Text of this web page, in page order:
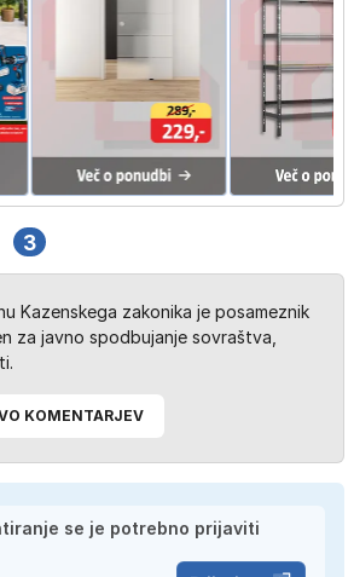
3
Kazenskega zakonika je posameznik
za javno spodbujanje sovraštva,
KOMENTARJEV